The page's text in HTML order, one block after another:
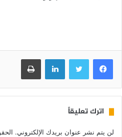
فيسبوك تويتر لينكدإن طباعة
اترك تعليقاً
لن يتم نشر عنوان بريدك الإلكتروني.